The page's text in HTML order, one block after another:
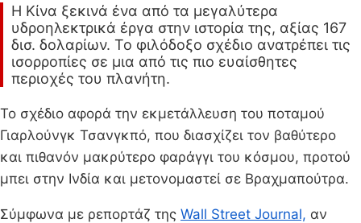
Η Κίνα ξεκινά ένα από τα μεγαλύτερα
υδροηλεκτρικά έργα στην ιστορία της, αξίας 167
δισ. δολαρίων. Το φιλόδοξο σχέδιο ανατρέπει τις
ισορροπίες σε μια από τις πιο ευαίσθητες
περιοχές του πλανήτη.
Το σχέδιο αφορά την εκμετάλλευση του ποταμού
Γιαρλούνγκ Τσανγκπό, που διασχίζει τον βαθύτερο
και πιθανόν μακρύτερο φαράγγι του κόσμου, προτού
μπει στην Ινδία και μετονομαστεί σε Βραχμαπούτρα.
Σύμφωνα με ρεπορτάζ της Wall Street Journal, αν